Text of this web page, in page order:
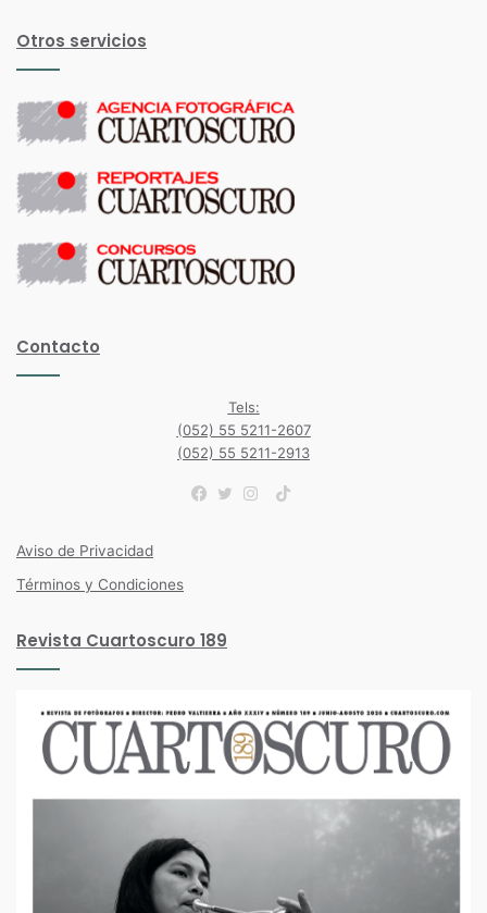
Otros servicios
Contacto
Tels:
(052) 55 5211-2607
(052) 55 5211-2913
TikTok
Aviso de Privacidad
Términos y Condiciones
Revista Cuartoscuro 189